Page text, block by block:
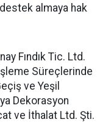
almaya hak
Fındık Tic. Ltd.
İşleme Süreçlerinde
ve Yeşil
Dekorasyon
ve İthalat Ltd. Şti.